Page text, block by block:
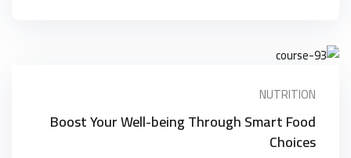
NUTRITION
Boost Your Well-being Through Smart Food
Choices